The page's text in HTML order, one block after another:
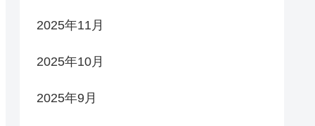
2025年11月
2025年10月
2025年9月